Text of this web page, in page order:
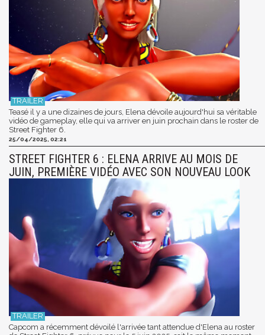
Teasé il y a une dizaines de jours, Elena dévoile aujourd'hui sa véritable
vidéo de gameplay, elle qui va arriver en juin prochain dans le roster de
Street Fighter 6.
25/04/2025, 02:21
STREET FIGHTER 6 : ELENA ARRIVE AU MOIS DE
JUIN, PREMIÈRE VIDÉO AVEC SON NOUVEAU LOOK
Capcom a récemment dévoilé l'arrivée tant attendue d'Elena au roster